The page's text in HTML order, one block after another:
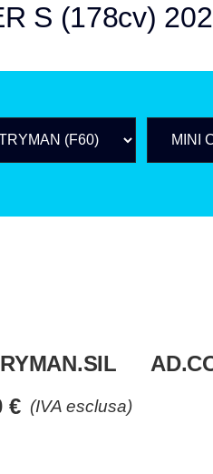
S (178cv)
(IVA esclusa)
€